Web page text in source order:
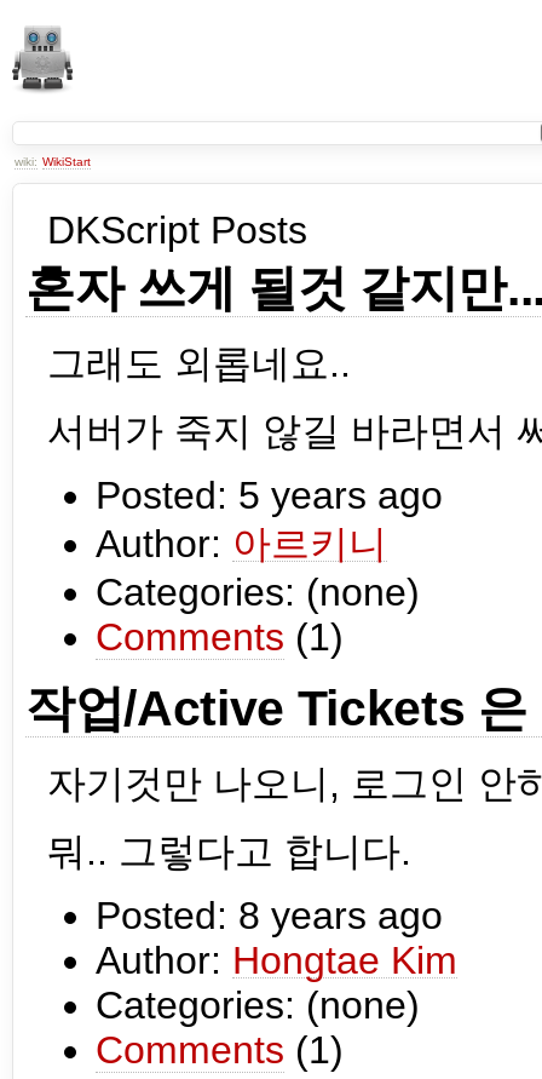
wiki: WikiStart
DKScript Posts
혼자 쓰게 될것 같지만
그래도 외롭네요..
서버가 죽지 않길 바라면서
Posted: 5 years ago
Author: 아르키니
Categories: (none)
Comments (1)
작업/Active Tickets 은
자기것만 나오니, 로그인 안
뭐.. 그렇다고 합니다.
Posted: 8 years ago
Author: Hongtae Kim
Categories: (none)
Comments (1)